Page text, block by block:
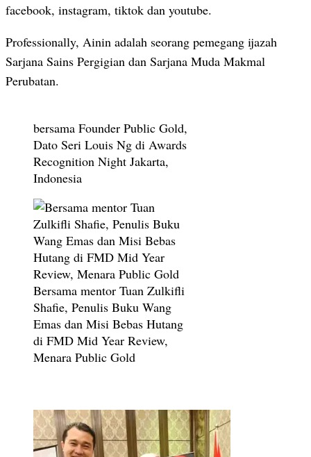
facebook, instagram, tiktok dan youtube.
Professionally, Ainin adalah seorang pemegang ijazah
Sarjana Sains Pergigian dan Sarjana Muda Makmal
Perubatan.
bersama Founder Public Gold,
Dato Seri Louis Ng di Awards
Recognition Night Jakarta,
Indonesia
Bersama mentor Tuan Zulkifli
Shafie, Penulis Buku Wang
Emas dan Misi Bebas Hutang
di FMD Mid Year Review,
Menara Public Gold